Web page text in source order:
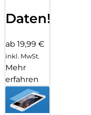
Daten!
ab 19,99 €
inkl. MwSt.
Mehr
erfahren